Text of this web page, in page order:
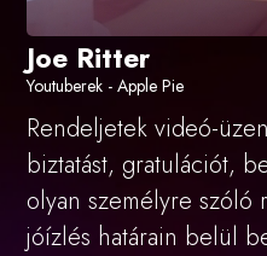
Joe Ritter
Youtuberek - Apple Pie
Rendeljetek videó-
biztatást, gratulációt,
olyan személyre szóló
jóízlés határain belül